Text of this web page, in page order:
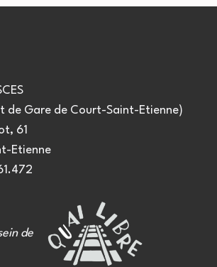
de Gare de Court-Saint-Etienne)
61
Etienne
de